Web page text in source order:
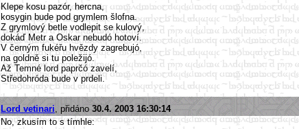
Klepe kosu pazór, hercna,
kosygin bude pod grymlem šlofna.
Z grymlový betle vodlepit se kulový,
dokáď Metr a Oskar nebudó hotoví.
V černým fukéřu hvězdy zagrebujó,
na goldně si tu poležijó.
Až Temné lord paprčó zavelí,
Středohróda bude v prdeli.
Lord vetinari , přidáno 30.4. 2003 16:30:14
No, zkusím to s tímhle: